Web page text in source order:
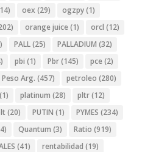
oex (29) ogzpy(1)
orange juice (1) orcl (12)
PALL(25) PALLADIUM (32)
pbi (1) Pbr(145) pce (2)
Peso Arg. (457) petroleo (280)
(1) platinum (28) pltr(12)
(20) PUTIN (1) PYMES (234)
Quantum (3) Ratio (919)
(41) rentabilidad (19)